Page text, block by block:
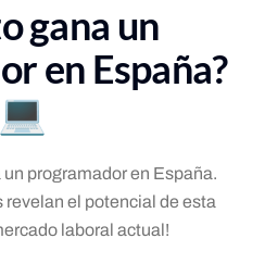
gana un
en España?
💻
programador en España.
revelan el potencial de esta
laboral actual!